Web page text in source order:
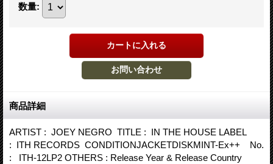
数量:
商品詳細
ARTIST : JOEY NEGRO TITLE : IN THE HOUSE LABEL
: ITH RECORDS CONDITIONJACKETDISKMINT-Ex++ No.
: ITH-12LP2 OTHERS : Release Year & Release Country